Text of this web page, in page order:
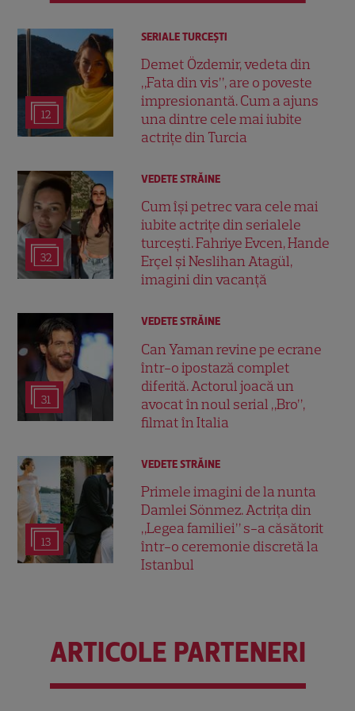
12
SERIALE TURCEŞTI
Demet Özdemir, vedeta din
„Fata din vis”, are o poveste
impresionantă. Cum a ajuns
una dintre cele mai iubite
actrițe din Turcia
32
VEDETE STRĂINE
Cum își petrec vara cele mai
iubite actrițe din serialele
turcești. Fahriye Evcen, Hande
Erçel și Neslihan Atagül,
imagini din vacanță
31
VEDETE STRĂINE
Can Yaman revine pe ecrane
într-o ipostază complet
diferită. Actorul joacă un
avocat în noul serial „Bro”,
filmat în Italia
13
VEDETE STRĂINE
Primele imagini de la nunta
Damlei Sönmez. Actrița din
„Legea familiei” s-a căsătorit
într-o ceremonie discretă la
Istanbul
ARTICOLE PARTENERI